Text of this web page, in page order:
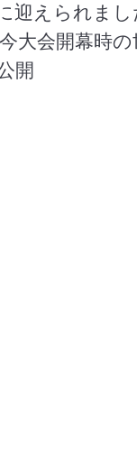
迎えられま
大会開幕時
開